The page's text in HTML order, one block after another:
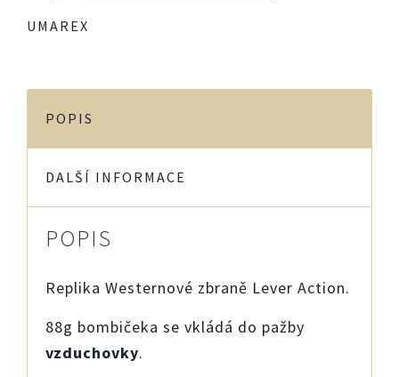
UMAREX
POPIS
DALŠÍ INFORMACE
POPIS
Replika Westernové zbraně Lever Action.
88g bombičeka se vkládá do pažby
vzduchovky.